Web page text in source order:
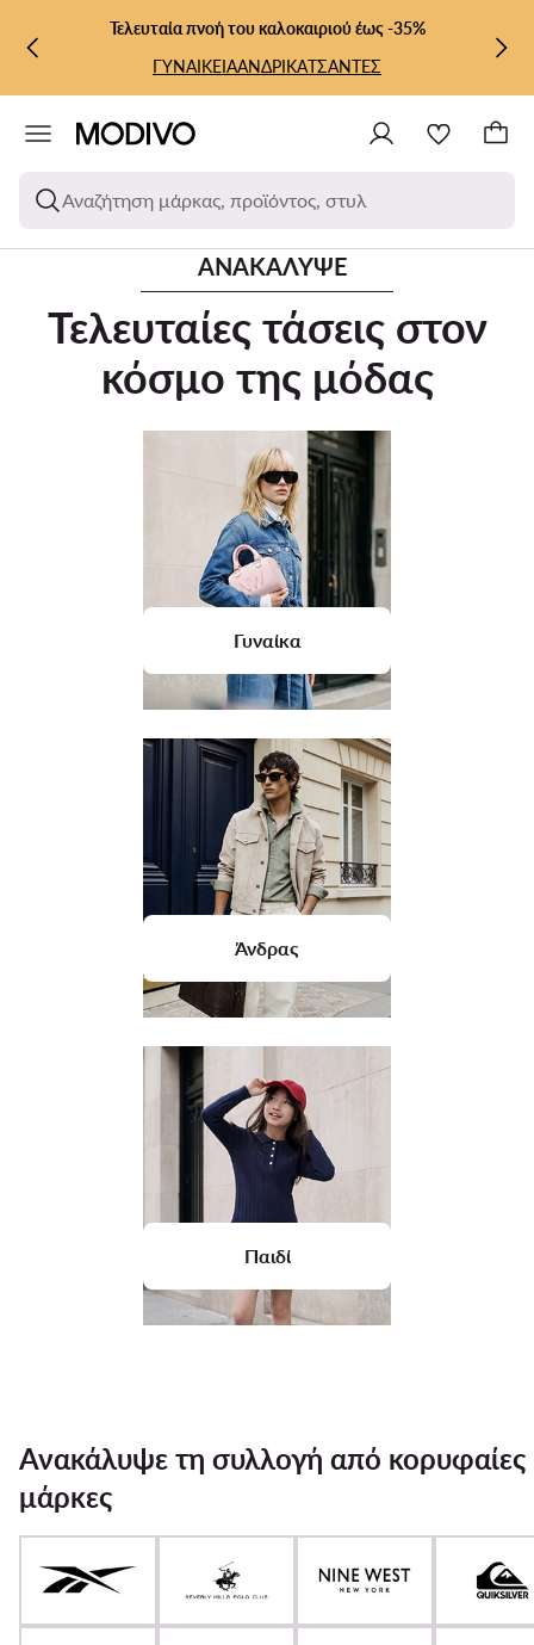
ΜΕΤΆΒΑΣΗ ΣΤΟ ΚΎΡΙΟ ΠΕΡΙΕΧΌΜΕΝΟ
ΜΕΤΆΒΑΣΗ ΣΤΗΝ ΑΝΑΖΉΤΗΣΗ
Τελευταία πνοή του καλοκαιριού έως -35%
ΓΥΝΑΙΚΕΙΑΑΝΔΡΙΚΑΤΣΑΝΤΕΣ
Αναζήτηση μάρκας, προϊόντος, στυλ
ΑΝΑΚΆΛΥΨΕ
Τελευταίες τάσεις στον
κόσμο της μόδας
Γυναίκα
Άνδρας
Παιδί
Ανακάλυψε τη συλλογή από κορυφαίες
μάρκες